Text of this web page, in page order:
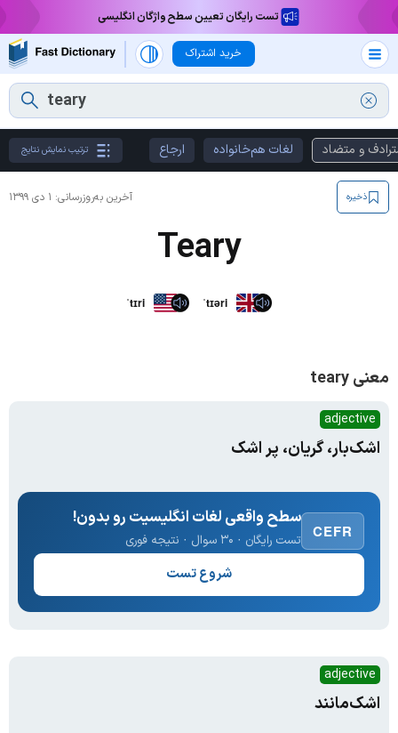
تست رایگان تعیین سطح واژگان انگلیسی
خرید اشتراک
و متضاد لغات هم‌خانواده ارجاع ترتیب نمایش نتایج
آخرین به‌روزرسانی: ۱ دی ۱۳۹۹ ذخیره
Teary
ˈtɪri ˈtɪəri
معنی teary
adjective
اشک‌بار، گریان، پر اشک
CEFR
سطح واقعی لغات انگلیسیت رو بدون!
تست رایگان · ۳۰ سوال · نتیجه فوری
شروع تست
adjective
اشک‌مانند